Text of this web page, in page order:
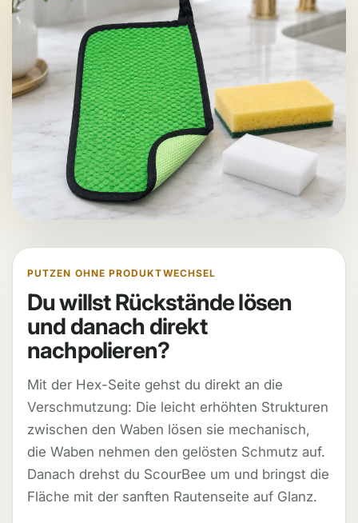
PUTZEN OHNE PRODUKTWECHSEL
Du willst Rückstände lösen
und danach direkt
nachpolieren?
Mit der Hex-Seite gehst du direkt an die
Verschmutzung: Die leicht erhöhten Strukturen
zwischen den Waben lösen sie mechanisch,
die Waben nehmen den gelösten Schmutz auf.
Danach drehst du ScourBee um und bringst die
Fläche mit der sanften Rautenseite auf Glanz.